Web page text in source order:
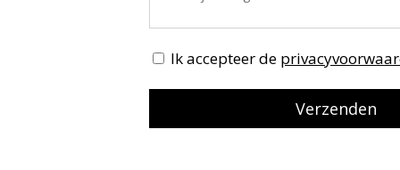
Ik accepteer de